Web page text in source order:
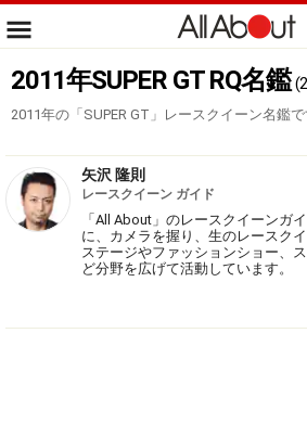
2011年SUPER GT RQ名鑑
2011年の「SUPER GT」レースクイーン名鑑で
矢沢 隆則
レースクイーン ガイド
「All About」のレースクイーンガ
に、カメラを握り、生のレースク
ステージやファッションショー、
ど分野を広げて活動しています。